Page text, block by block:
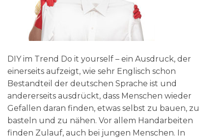
DIY im Trend Do it yourself – ein Ausdruck, der
einerseits aufzeigt, wie sehr Englisch schon
Bestandteil der deutschen Sprache ist und
andererseits ausdrückt, dass Menschen wieder
Gefallen daran finden, etwas selbst zu bauen, zu
basteln und zu nähen. Vor allem Handarbeiten
finden Zulauf, auch bei jungen Menschen. In